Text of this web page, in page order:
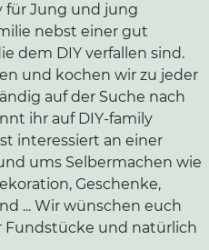
für Jung und jung
nebst einer gut
dem DIY verfallen sind.
und kochen wir zu jeder
auf der Suche nach
ihr auf DIY-family
interessiert an einer
ums Selbermachen wie
Geschenke,
... Wir wünschen euch
Fundstücke und natürlich